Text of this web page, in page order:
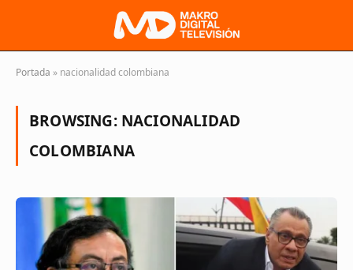
Portada » nacionalidad colombiana
BROWSING: NACIONALIDAD
COLOMBIANA